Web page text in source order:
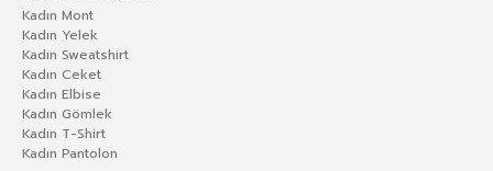
Kadın Mont
Kadın Yelek
Kadın Sweatshirt
Kadın Ceket
Kadın Elbise
Kadın Gömlek
Kadın T-Shirt
Kadın Pantolon